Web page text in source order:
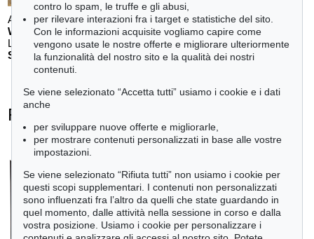
Auction 611 - Lot 123000200
WILLI BAUMEISTER
Landschaft mit rotem Bogen (Sommerfest) , 1948
Stima:€ 70,000
Rupprecht Geiger - Ogetti venduti
tute le offerte
contro lo spam, le truffe e gli abusi,
per rilevare interazioni fra i target e statistiche del sito.
Con le informazioni acquisite vogliamo capire come
vengono usate le nostre offerte e migliorare ulteriormente
la funzionalità del nostro sito e la qualità dei nostri
contenuti.
Se viene selezionato “Accetta tutti” usiamo i cookie e i dati
anche
per sviluppare nuove offerte e migliorarle,
per mostrare contenuti personalizzati in base alle vostre
impostazioni.
Se viene selezionato “Rifiuta tutti” non usiamo i cookie per
questi scopi supplementari. I contenuti non personalizzati
sono influenzati fra l’altro da quelli che state guardando in
quel momento, dalle attività nella sessione in corso e dalla
vostra posizione. Usiamo i cookie per personalizzare i